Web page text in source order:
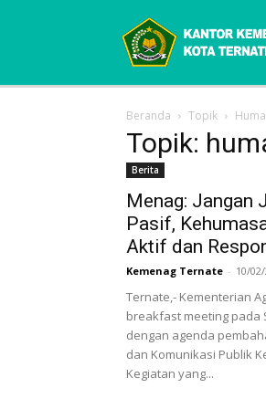
Beranda Topik
Topik:
Berita
Menag: Jangan
Pasif,
Aktif dan
Kemenag Ternate - 10/
Ternate,- Kementerian
breakfast meeting pada
dengan agenda
dan Komunikasi Publik
Kegiatan yang...